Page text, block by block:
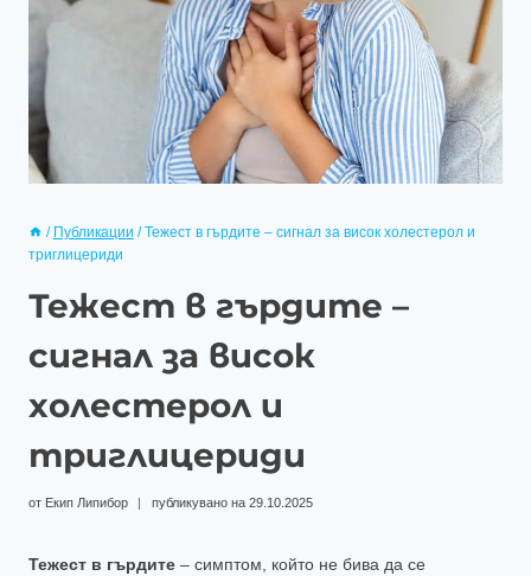
/ Публикации / Тежест в гърдите – сигнал за висок холестерол и
триглицериди
Тежест в гърдите –
сигнал за висок
холестерол и
триглицериди
от Екип Липибор публикувано на 29.10.2025
Тежест в гърдите – симптом, който не бива да се